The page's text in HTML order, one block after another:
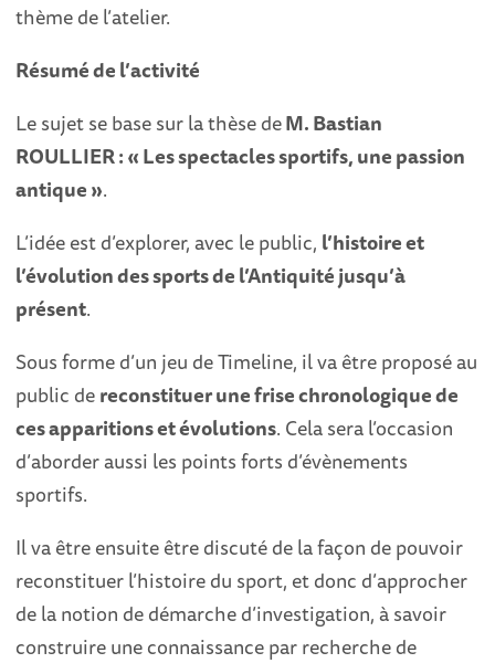
thème de l’atelier.
Résumé de l’activité
Le sujet se base sur la thèse deM. Bastian
ROULLIER : « Les spectacles sportifs, une passion
antique ».
L’idée est d’explorer, avec le public, l’histoire et
l’évolution des sports de l’Antiquité jusqu’à
présent.
Sous forme d’un jeu de Timeline, il va être proposé au
public dereconstituer une frise chronologique de
ces apparitions et évolutions. Cela sera l’occasion
d’aborder aussi les points forts d’évènements
sportifs.
Il va être ensuite être discuté de la façon de pouvoir
reconstituer l’histoire du sport, et donc d’approcher
de la notion de démarche d’investigation, à savoir
construire une connaissance par recherche de